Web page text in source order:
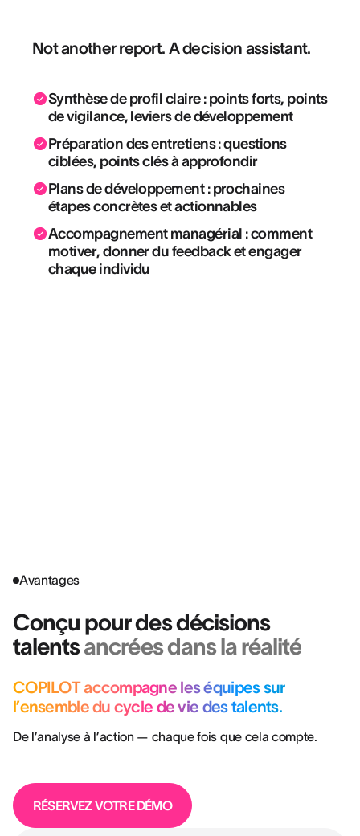
Not another report. A decision assistant.
Synthèse de profil claire : points forts, points
de vigilance, leviers de développement
Préparation des entretiens : questions
ciblées, points clés à approfondir
Plans de développement : prochaines
étapes concrètes et actionnables
Accompagnement managérial : comment
motiver, donner du feedback et engager
chaque individu
Avantages
Conçu pour des décisions
talentsancrées dans la réalité
COPILOT accompagne les équipes sur
l’ensemble du cycle de vie des talents.
De l’analyse à l’action — chaque fois que cela compte.
RÉSERVEZ VOTRE DÉMO